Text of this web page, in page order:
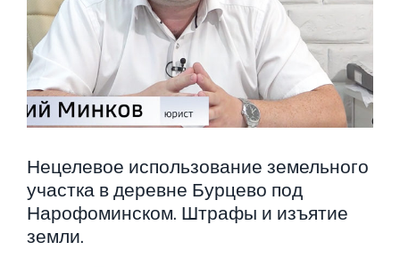
2025
Нецелевое использование земельного
участка в деревне Бурцево под
Нарофоминском. Штрафы и изъятие
земли.